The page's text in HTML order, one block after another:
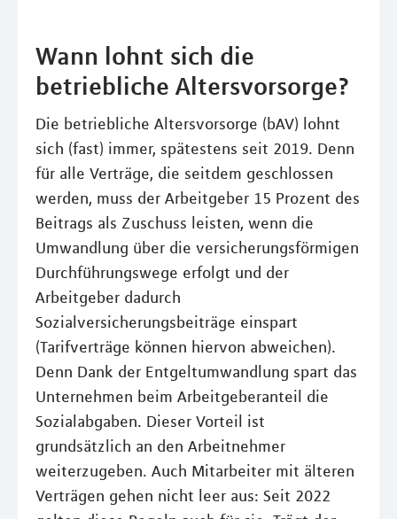
Wann lohnt sich die
betriebliche Altersvorsorge?
Die betriebliche Altersvorsorge (bAV) lohnt
sich (fast) immer, spätestens seit 2019. Denn
für alle Verträge, die seitdem geschlossen
werden, muss der Arbeitgeber 15 Prozent des
Beitrags als Zuschuss leisten, wenn die
Umwandlung über die versicherungsförmigen
Durchführungswege erfolgt und der
Arbeitgeber dadurch
Sozialversicherungsbeiträge einspart
(Tarifverträge können hiervon abweichen).
Denn Dank der Entgeltumwandlung spart das
Unternehmen beim Arbeitgeberanteil die
Sozialabgaben. Dieser Vorteil ist
grundsätzlich an den Arbeitnehmer
weiterzugeben. Auch Mitarbeiter mit älteren
Verträgen gehen nicht leer aus: Seit 2022